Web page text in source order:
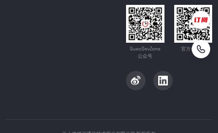
QuecDevZone
公众号
官方公众号